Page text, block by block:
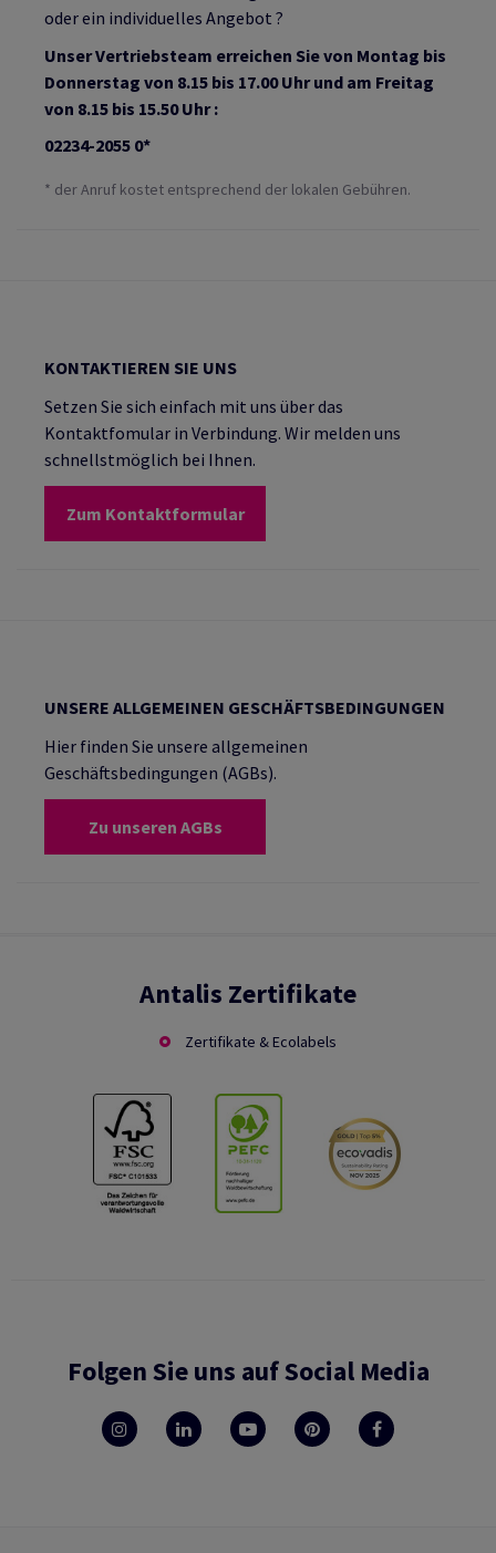
oder ein individuelles Angebot ?
Unser Vertriebsteam erreichen Sie von Montag bis
Donnerstag von 8.15 bis 17.00 Uhr und am Freitag
von 8.15 bis 15.50 Uhr :
02234-2055 0*
* der Anruf kostet entsprechend der lokalen Gebühren.
KONTAKTIEREN SIE UNS
Setzen Sie sich einfach mit uns über das
Kontaktfomular in Verbindung. Wir melden uns
schnellstmöglich bei Ihnen.
Zum Kontaktformular
UNSERE ALLGEMEINEN GESCHÄFTSBEDINGUNGEN
Hier finden Sie unsere allgemeinen
Geschäftsbedingungen (AGBs).
Zu unseren AGBs
Antalis Zertifikate
Zertifikate & Ecolabels
Folgen Sie uns auf Social Media